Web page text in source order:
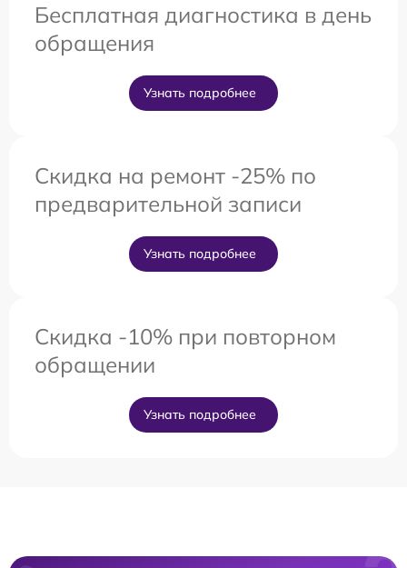
Бесплатная диагностика в день
обращения
Узнать подробнее
Скидка на ремонт -25% по
предварительной записи
Узнать подробнее
Скидка -10% при повторном
обращении
Узнать подробнее